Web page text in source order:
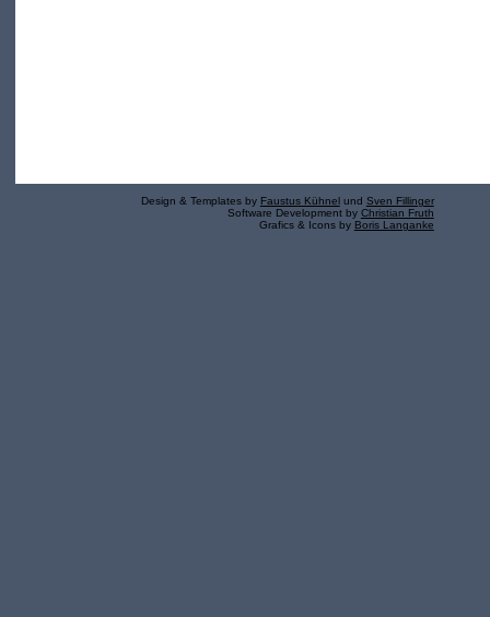
Design & Templates by Faustus Kühnel und Sven Fillinger
Software Development by Christian Fruth
Grafics & Icons by Boris Langanke